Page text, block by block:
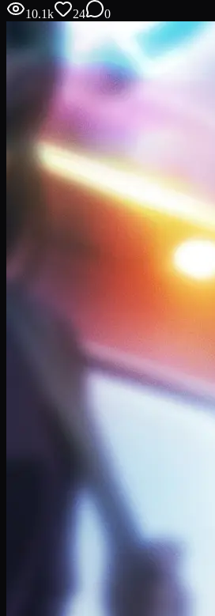
10.1k
24 0